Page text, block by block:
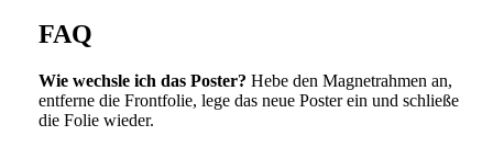
FAQ
Wie wechsle ich das Poster? Hebe den Magnetrahmen an,
entferne die Frontfolie, lege das neue Poster ein und schließe
die Folie wieder.